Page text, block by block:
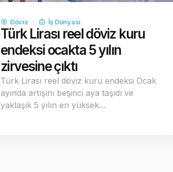
Döviz İş Dünyası
Türk Lirası reel döviz kuru
endeksi ocakta 5 yılın
zirvesine çıktı
Türk Lirası reel döviz kuru endeksi Ocak
ayında artışını beşinci aya taşıdı ve
yaklaşık 5 yılın en yüksek…